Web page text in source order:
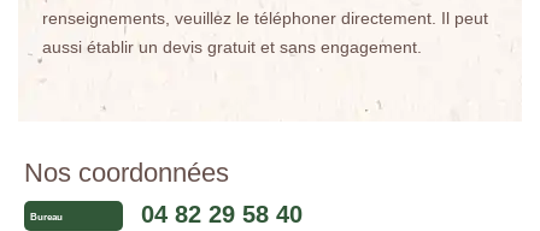
renseignements, veuillez le téléphoner directement. Il peut
aussi établir un devis gratuit et sans engagement.
Nos coordonnées
Bureau 04 82 29 58 40